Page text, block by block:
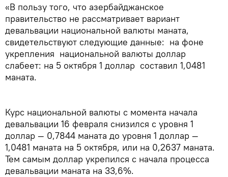
«В пользу того, что азербайджанское
правительство не рассматривает вариант
девальвации национальной валюты маната,
свидетельствуют следующие данные: на фоне
укрепления национальной валюты доллар
слабеет: на 5 октября 1 доллар составил 1,0481
маната.
Курс национальной валюты с момента начала
девальвации 16 февраля снизился с уровня 1
доллар — 0,7844 маната до уровня 1 доллар —
1,0481 маната на 5 октября, или на 0,2637 маната.
Тем самым доллар укрепился с начала процесса
девальвации маната на 33,6%.